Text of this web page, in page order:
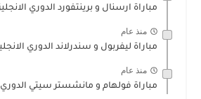
مباراة ارسنال و برينتفورد الدوري الانجليزي 2025/
منذ عام
مباراة ليفربول و سندرلاند الدوري الانجليزي 2025/
منذ عام
مباراة فولهام و مانشستر سيتي الدوري